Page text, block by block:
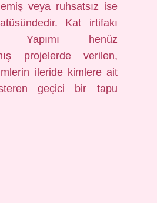
veya ruhsatsız ise
Kat irtifakı
henüz
projelerde verilen,
ileride kimlere ait
geçici bir tapu